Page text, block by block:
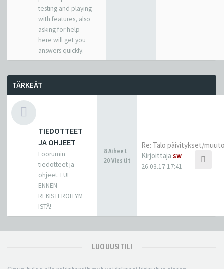
testing and playing
with features, also
asking for help
here will get you
answers quickly.
TÄRKEÄT
TIEDOTTEET
JA OHJEET
Foorumin
tiedotteet ja
ohjeet. LUE
ENNEN
REKISTERÖITYM
ISTÄ!
8 Aiheet
20 Viestit
Re: Talo päivitykset/
Kirjoittaja sw
26.03.17 17:41
LUO UUSI TILI